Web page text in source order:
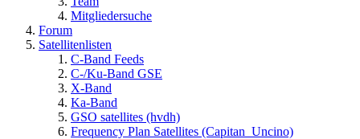
Mitgliedersuche
Forum
Satellitenlisten
C-Band Feeds
C-/Ku-Band GSE
X-Band
Ka-Band
GSO satellites (hvdh)
Frequency Plan Satellites (Capitan_Uncino)